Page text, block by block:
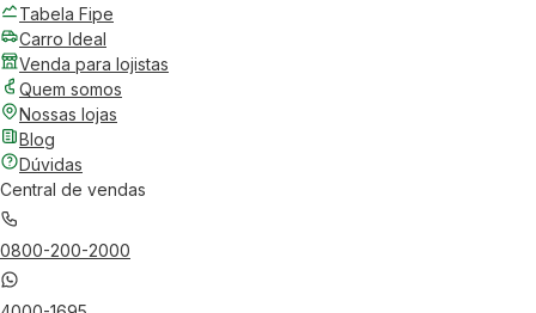
Tabela Fipe
Carro Ideal
Venda para lojistas
Quem somos
Nossas lojas
Blog
Dúvidas
Central de vendas
0800-200-2000